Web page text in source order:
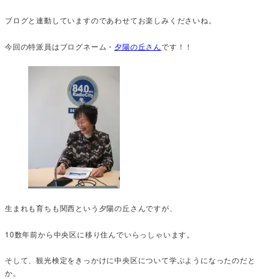
ブログと連動していますのであわせてお楽しみくださいね。
今回の特派員はブログネーム・ 夕陽の丘さんです！！
生まれも育ちも関西という夕陽の丘さんですが、
10数年前から中央区に移り住んでいらっしゃいます。
そして、観光検定をきっかけに中央区について学ぶようになったのだと
か。